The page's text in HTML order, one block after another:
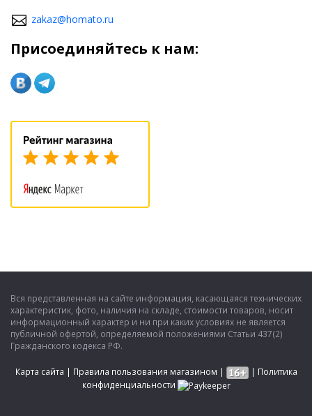
zakaz@homato.ru
Присоединяйтесь к нам:
Вся представленная на сайте информация, касающаяся технических
характеристик, фото, наличия на складе, стоимости товаров, носит
информационный характер и ни при каких условиях не является
публичной офертой, определяемой положениями Статьи 437(2)
Гражданского кодекса РФ.
Карта сайта | Правила пользования магазином | | Политика
конфиденциальности